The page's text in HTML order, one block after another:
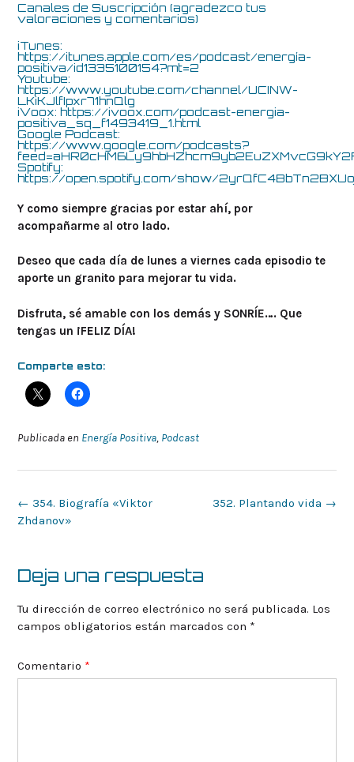
Canales de Suscripción (agradezco tus
valoraciones y comentarios)
iTunes:
https://itunes.apple.com/es/podcast/energía-
positiva/id1335100154?mt=2
Youtube:
https://www.youtube.com/channel/UCINW-
LKiKJlfIpxr71hnQlg
iVoox: https://ivoox.com/podcast-energia-
positiva_sq_f1493419_1.html
Google Podcast:
https://www.google.com/podcasts?
Spotify:
https://open.spotify.com/show/
Y como siempre gracias por estar ahí, por
acompañarme al otro lado.
Deseo que cada día de lunes a viernes cada episodio te
aporte un granito para mejorar tu vida.
Disfruta, sé amable con los demás y SONRÍE…. Que
tengas un ¡FELIZ DÍA!
Comparte esto:
Publicada en Energía Positiva, Podcast
Navegación
de
352. Plantando vida →
← 354. Biografía «Viktor
Zhdanov»
Deja una respuesta
Tu dirección de correo electrónico no será publicada. Los
campos obligatorios están marcados con *
Comentario *